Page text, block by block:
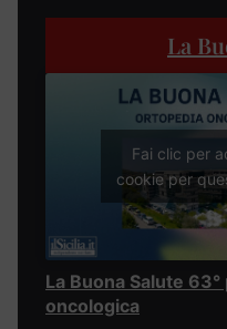
La
Fai clic per
cookie per
La Buona Salute
oncologica